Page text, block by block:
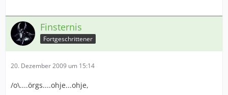
Finsternis
Fortgeschrittener
20. Dezember 2009 um 15:14
/o\....örgs....ohje...ohje,